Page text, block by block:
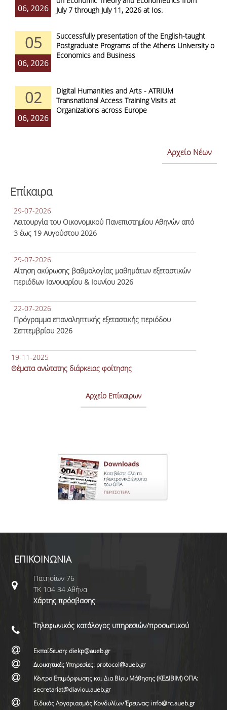
06, 2026
July 7 through July 11, 2026 at Ios.
05
06, 2026
Successfully presentation of the English-taught
Postgraduate Programs of the Athens University of
Economics and Business
02
06, 2026
Digital Humanities and Arts - ATRIUM
Transnational Access Training Visits at
Organizations across Europe
Αρχείο Νέων
Επίκαιρα
29-07-2026
Λειτουργία του Οικονομικού Πανεπιστημίου Αθηνών από
3 έως 19 Αυγούστου 2026
29-07-2026
Αίτηση ακύρωσης βαθμολογίας μαθημάτων εξεταστικών
περιόδων Ιανουαρίου & Ιουνίου 2026
22-07-2026
Πρόγραμμα επαναληπτικής εξεταστικής περιόδου
Σεπτεμβρίου 2026
19-11-2025
Θέματα ανώτατης διάρκειας φοίτησης
Αρχείο Επίκαιρων
ΕΠΙΚΟΙΝΩΝΙΑ
Πατησίων 76
ΤΚ 104 34 Αθήνα
Χάρτης πρόσβασης
Τηλεφωνικός κατάλογος υπηρεσιών/προσωπικού
Εκπαίδευση: diekp@aueb.gr
Διοικητικές Υπηρεσίες: protocol@aueb.gr
Κέντρο Επιμόρφωσης και Δια Βίου Μάθησης (ΚΕΔΙΒΙΜ) ΟΠΑ:
secretariat@diaviou.aueb.gr
Ειδικός Λογαριασμός Κονδυλίων Έρευνας: info@rc.aueb.gr